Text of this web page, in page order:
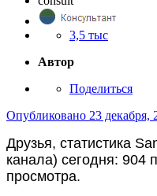
3,5 тыс
Автор
Поделиться
Опубликовано 23 декабря,
Друзья, статистика
канала) сегодня: 904
просмотра.